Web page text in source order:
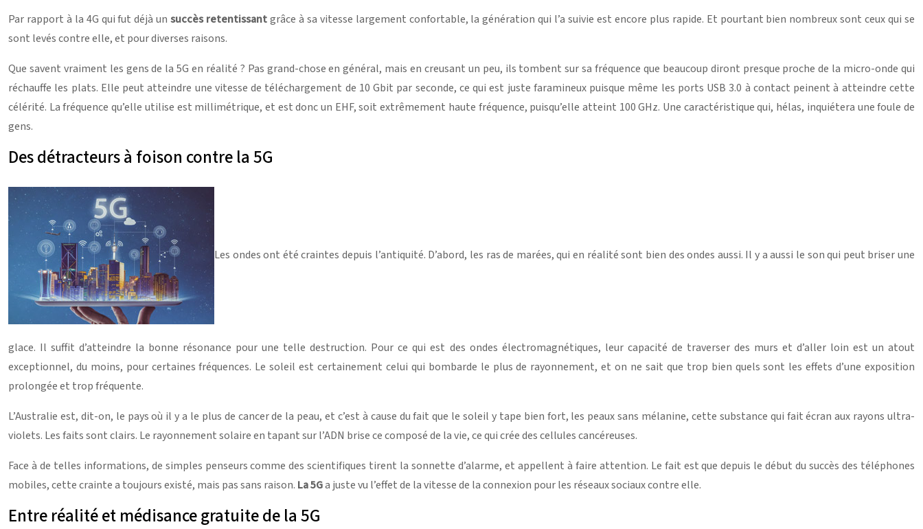
Par rapport à la 4G qui fut déjà unsuccès retentissantgrâce à sa vitesse largement confortable, la génération qui l’a suivie est encore plus rapide. Et pourtant bien nombreux sont ceux qui se
sont levés contre elle, et pour diverses raisons.
Que savent vraiment les gens de la 5G en réalité ? Pas grand-chose en général, mais en creusant un peu, ils tombent sur sa fréquence que beaucoup diront presque proche de la micro-onde qui
réchauffe les plats. Elle peut atteindre une vitesse de téléchargement de 10 Gbit par seconde, ce qui est juste faramineux puisque même les ports USB 3.0 à contact peinent à atteindre cette
célérité. La fréquence qu’elle utilise est millimétrique, et est donc un EHF, soit extrêmement haute fréquence, puisqu’elle atteint 100 GHz. Une caractéristique qui, hélas, inquiétera une foule de
gens.
Des détracteurs à foison contre la 5G
Les ondes ont été craintes depuis l’antiquité. D’abord, les ras de marées, qui en réalité sont bien des ondes aussi. Il y a aussi le son qui peut briser une
glace. Il suffit d’atteindre la bonne résonance pour une telle destruction. Pour ce qui est des ondes électromagnétiques, leur capacité de traverser des murs et d’aller loin est un atout
exceptionnel, du moins, pour certaines fréquences. Le soleil est certainement celui qui bombarde le plus de rayonnement, et on ne sait que trop bien quels sont les effets d’une exposition
prolongée et trop fréquente.
L’Australie est, dit-on, le pays où il y a le plus de cancer de la peau, et c’est à cause du fait que le soleil y tape bien fort, les peaux sans mélanine, cette substance qui fait écran aux rayons ultra-
violets. Les faits sont clairs. Le rayonnement solaire en tapant sur l’ADN brise ce composé de la vie, ce qui crée des cellules cancéreuses.
Face à de telles informations, de simples penseurs comme des scientifiques tirent la sonnette d’alarme, et appellent à faire attention. Le fait est que depuis le début du succès des téléphones
mobiles, cette crainte a toujours existé, mais pas sans raison. La 5Ga juste vu l’effet de la vitesse de la connexion pour les réseaux sociaux contre elle.
Entre réalité et médisance gratuite de la 5G